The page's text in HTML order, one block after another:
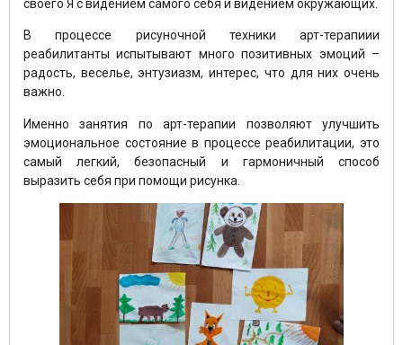
своего Я с видением самого себя и видением окружающих.
В процессе рисуночной техники арт-терапиии
реабилитанты испытывают много позитивных эмоций –
радость, веселье, энтузиазм, интерес, что для них очень
важно.
Именно занятия по арт-терапии позволяют улучшить
эмоциональное состояние в процессе реабилитации, это
самый легкий, безопасный и гармоничный способ
выразить себя при помощи рисунка.